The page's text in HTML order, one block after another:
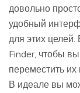
довольно
удобный
для этих
Finder, чтобы
переместить
В идеале вы